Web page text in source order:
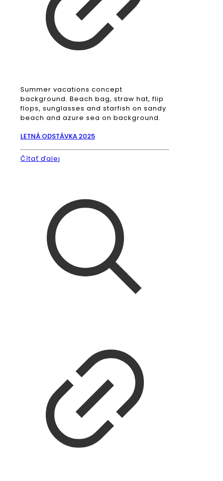
Summer vacations concept
background. Beach bag, straw hat, flip
flops, sunglasses and starfish on sandy
beach and azure sea on background.
LETNÁ ODSTÁVKA 2025
Čítať ďalej